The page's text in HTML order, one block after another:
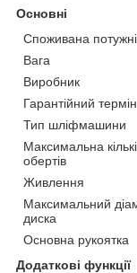
Основні
Споживана
Вага
Виробник
Гарантійний термін
Тип шліфмашини
Максимальна
обертів
Живлення
Максимальний
диска
Основна рукоятка
Додаткові функції